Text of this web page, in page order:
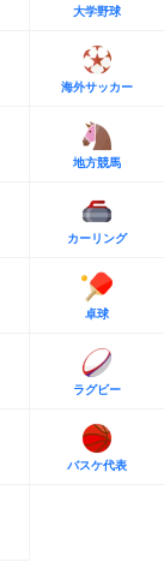
大学野球
海外サッカー
地方競馬
カーリング
卓球
ラグビー
バスケ代表